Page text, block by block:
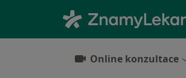
Online konzultace